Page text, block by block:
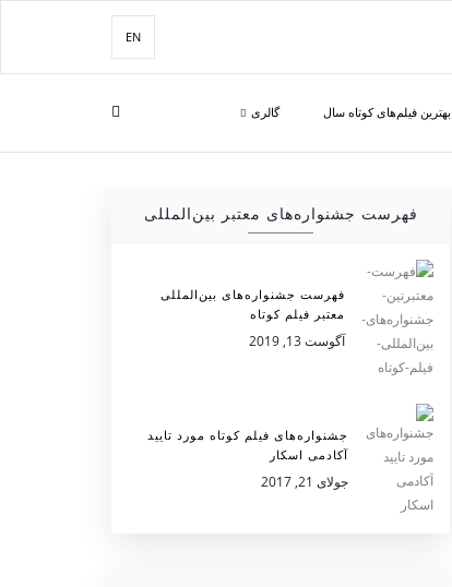
EN
بهترین فیلم‌های کوتاه سال گالری
فهرست جشنواره‌های معتبر بین‌المللی
فهرست جشنواره‌های بین‌المللی
معتبر فیلم کوتاه
آگوست 13, 2019
جشنواره‌های فیلم کوتاه مورد تایید
آکادمی اسکار
جولای 21, 2017